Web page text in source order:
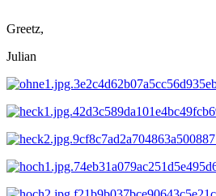
Greetz,
Julian